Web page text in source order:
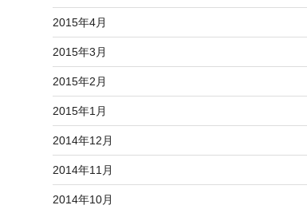
2015年4月
2015年3月
2015年2月
2015年1月
2014年12月
2014年11月
2014年10月